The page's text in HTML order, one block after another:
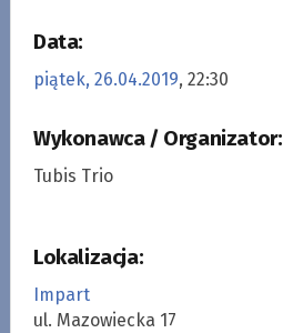
Data:
piątek, 26.04.2019, 22:30
Wykonawca / Organizator:
Tubis Trio
Lokalizacja:
Impart
ul. Mazowiecka 17